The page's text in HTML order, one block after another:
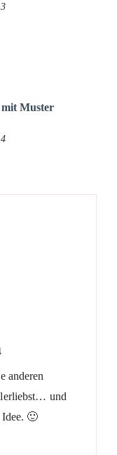
Muster
anderen
und
🙂